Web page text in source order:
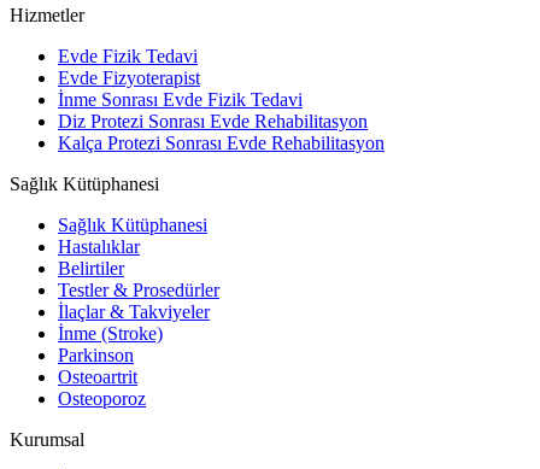
Hizmetler
Evde Fizik Tedavi
Evde Fizyoterapist
İnme Sonrası Evde Fizik Tedavi
Diz Protezi Sonrası Evde Rehabilitasyon
Kalça Protezi Sonrası Evde Rehabilitasyon
Sağlık Kütüphanesi
Sağlık Kütüphanesi
Hastalıklar
Belirtiler
Testler & Prosedürler
İlaçlar & Takviyeler
İnme (Stroke)
Parkinson
Osteoartrit
Osteoporoz
Kurumsal